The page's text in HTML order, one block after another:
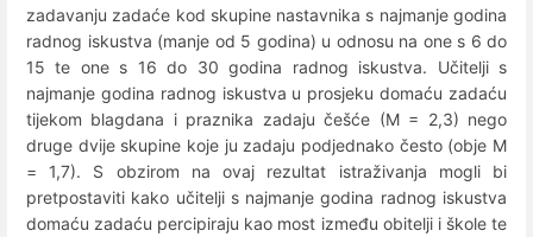
zadavanju zadaće kod skupine nastavnika s najmanje godina
radnog iskustva (manje od 5 godina) u odnosu na one s 6 do
15 te one s 16 do 30 godina radnog iskustva. Učitelji s
najmanje godina radnog iskustva u prosjeku domaću zadaću
tijekom blagdana i praznika zadaju češće (M = 2,3) nego
druge dvije skupine koje ju zadaju podjednako često (obje M
= 1,7). S obzirom na ovaj rezultat istraživanja mogli bi
pretpostaviti kako učitelji s najmanje godina radnog iskustva
domaću zadaću percipiraju kao most između obitelji i škole te